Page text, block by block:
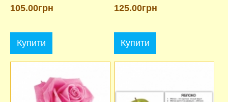
105.00грн
Купити
125.00грн
Купити